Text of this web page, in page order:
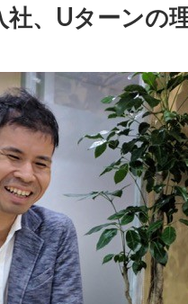
、Uターンの